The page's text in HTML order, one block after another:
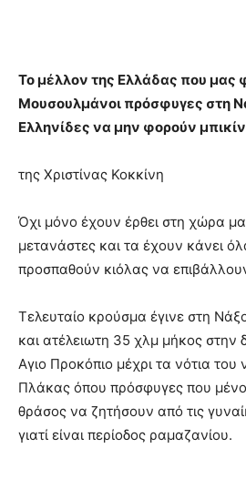
Το μέλλον της Ελλάδας που μας
Μουσουλμάνοι πρόσφυγες στη
Ελληνίδες να μην φορούν
της Χριστίνας Κοκκίνη
Όχι μόνο έχουν έρθει στη χώρα
μετανάστες και τα έχουν κάνει
προσπαθούν κιόλας να
Τελευταίο κρούσμα έγινε στη
και ατέλειωτη 35 χλμ μήκος στην
Αγιο Προκόπιο μέχρι τα νότια του
Πλάκας όπου πρόσφυγες που
θράσος να ζητήσουν από τις
γιατί είναι περίοδος ραμαζανίου.